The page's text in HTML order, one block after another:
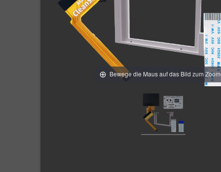
Bewege die Maus auf das Bild zum